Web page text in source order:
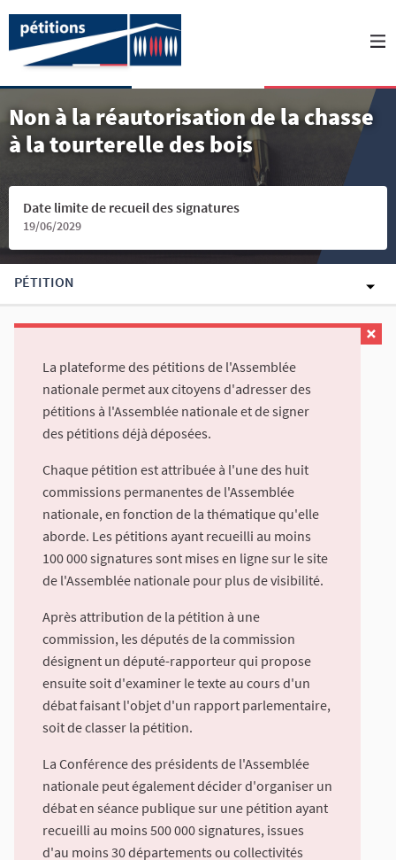
Non à la réautorisation de la chasse
à la tourterelle des bois
Date limite de recueil des signatures
19/06/2029
PÉTITION
La plateforme des pétitions de l'Assemblée
nationale permet aux citoyens d'adresser des
pétitions à l'Assemblée nationale et de signer
des pétitions déjà déposées.
Chaque pétition est attribuée à l'une des huit
commissions permanentes de l'Assemblée
nationale, en fonction de la thématique qu'elle
aborde. Les pétitions ayant recueilli au moins
100 000 signatures sont mises en ligne sur le site
de l'Assemblée nationale pour plus de visibilité.
Après attribution de la pétition à une
commission, les députés de la commission
désignent un député-rapporteur qui propose
ensuite soit d'examiner le texte au cours d'un
débat faisant l'objet d'un rapport parlementaire,
soit de classer la pétition.
La Conférence des présidents de l'Assemblée
nationale peut également décider d'organiser un
débat en séance publique sur une pétition ayant
recueilli au moins 500 000 signatures, issues
d'au moins 30 départements ou collectivités